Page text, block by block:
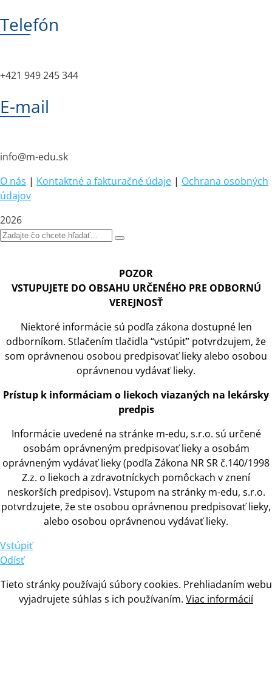
Telefón
+421 949 245 344
E-mail
info@m-edu.sk
O nás | Kontaktné a fakturačné údaje | Ochrana osobných
údajov
2026
POZOR
VSTUPUJETE DO OBSAHU URČENÉHO PRE ODBORNÚ
VEREJNOSŤ
Niektoré informácie sú podľa zákona dostupné len
odborníkom. Stlačením tlačidla “vstúpiť” potvrdzujem, že
som oprávnenou osobou predpisovať lieky alebo osobou
oprávnenou vydávať lieky.
Prístup k informáciam o liekoch viazaných na lekársky
predpis
Informácie uvedené na stránke m-edu, s.r.o. sú určené
osobám oprávneným predpisovať liekya osobám
oprávneným vydávať lieky (podľa Zákona NR SR č.140/1998
Z.z. o liekoch a zdravotníckych pomôckach vznení
neskorších predpisov). Vstupom na stránky m-edu, s.r.o.
potvrdzujete, že ste osobou oprávnenou predpisovať lieky,
alebo osobou oprávnenou vydávať lieky.
Vstúpiť
Odísť
Tieto stránky používajú súbory cookies. Prehliadaním webu
vyjadrujete súhlas s ich používaním. Viac informácií